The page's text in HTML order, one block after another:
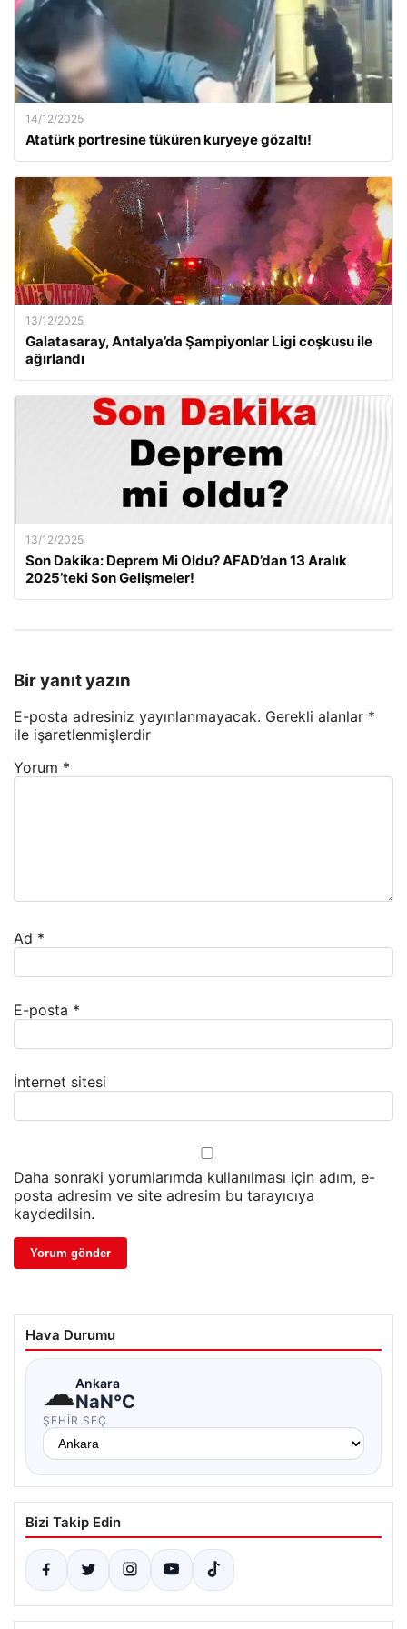
14/12/2025
Atatürk portresine tüküren kuryeye gözaltı!
13/12/2025
Galatasaray, Antalya’da Şampiyonlar Ligi coşkusu ile
ağırlandı
13/12/2025
Son Dakika: Deprem Mi Oldu? AFAD’dan 13 Aralık
2025’teki Son Gelişmeler!
Bir yanıt yazın
E-posta adresiniz yayınlanmayacak. Gerekli alanlar *
ile işaretlenmişlerdir
Yorum *
Ad *
E-posta *
İnternet sitesi
Daha sonraki yorumlarımda kullanılması için adım, e-
posta adresim ve site adresim bu tarayıcıya
kaydedilsin.
Hava Durumu
☁Ankara
NaN°C
ŞEHIR SEÇ
Bizi Takip Edin